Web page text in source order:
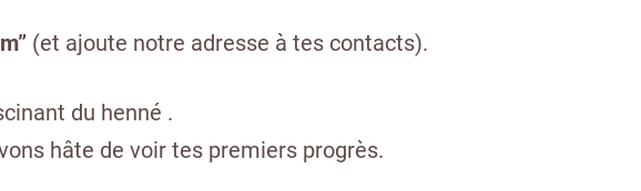
(et ajoute notre adresse à tes contacts).
du henné .
hâte de voir tes premiers progrès.